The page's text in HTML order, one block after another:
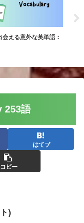
会える意外な英単語：
253語
はてブ
コピー
)